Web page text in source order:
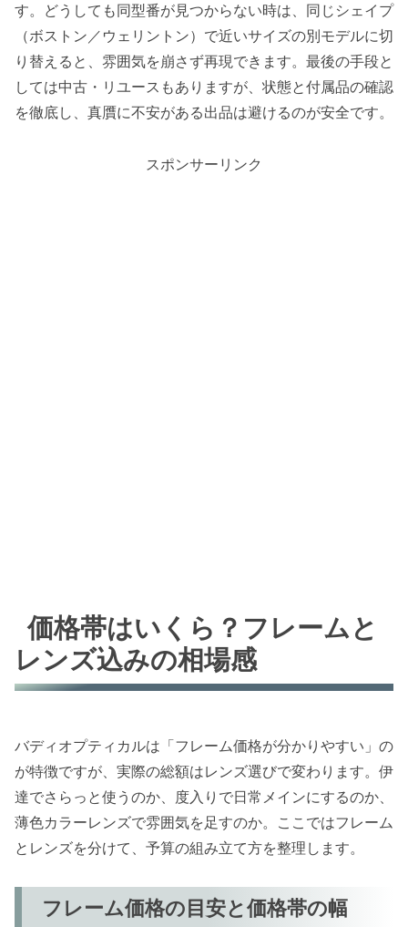
す。どうしても同型番が見つからない時は、同じシェイプ
（ボストン／ウェリントン）で近いサイズの別モデルに切
り替えると、雰囲気を崩さず再現できます。最後の手段と
しては中古・リユースもありますが、状態と付属品の確認
を徹底し、真贋に不安がある出品は避けるのが安全です。
スポンサーリンク
価格帯はいくら？フレームと
レンズ込みの相場感
バディオプティカルは「フレーム価格が分かりやすい」の
が特徴ですが、実際の総額はレンズ選びで変わります。伊
達でさらっと使うのか、度入りで日常メインにするのか、
薄色カラーレンズで雰囲気を足すのか。ここではフレーム
とレンズを分けて、予算の組み立て方を整理します。
フレーム価格の目安と価格帯の幅